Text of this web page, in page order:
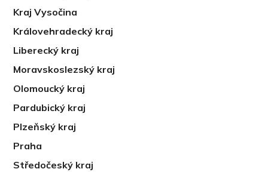
Kraj Vysočina
Královehradecký kraj
Liberecký kraj
Moravskoslezský kraj
Olomoucký kraj
Pardubický kraj
Plzeňský kraj
Praha
Středočeský kraj